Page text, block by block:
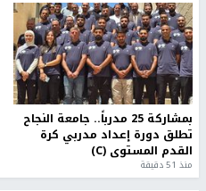
بمشاركة 25 مدرباً.. جامعة النجاح
تطلق دورة إعداد مدربي كرة
القدم المستوى (C)
منذ 51 دقيقة